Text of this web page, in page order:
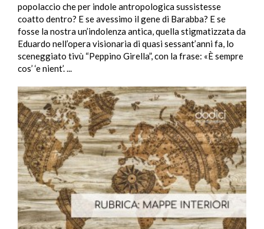
popolaccio che per indole antropologica sussistesse
coatto dentro? E se avessimo il gene di Barabba? E se
fosse la nostra un’indolenza antica, quella stigmatizzata da
Eduardo nell’opera visionaria di quasi sessant’anni fa, lo
sceneggiato tivù “Peppino Girella”, con la frase: «È sempre
cos’ ‘e nient’. ...